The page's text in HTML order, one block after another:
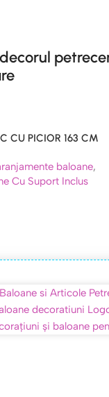
CU PICIOR 163 CM
baloane,
Cu Suport Inclus